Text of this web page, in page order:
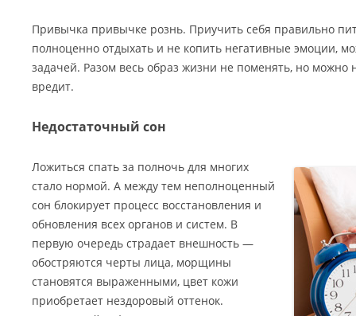
Привычка привычке рознь. Приучить себя правильно
полноценно отдыхать и не копить негативные эмоции,
задачей. Разом весь образ жизни не поменять, но можно
вредит.
Недостаточный сон
Ложиться спать за полночь для многих
стало нормой. А между тем неполноценный
сон блокирует процесс восстановления и
обновления всех органов и систем. В
первую очередь страдает внешность —
обостряются черты лица, морщины
становятся выраженными, цвет кожи
приобретает нездоровый оттенок.